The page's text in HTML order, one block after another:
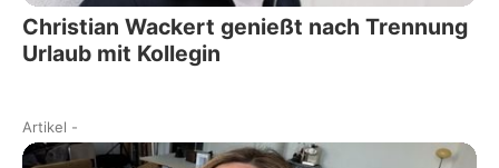
Christian Wackert genießt nach Trennung
Urlaub mit Kollegin
Artikel -